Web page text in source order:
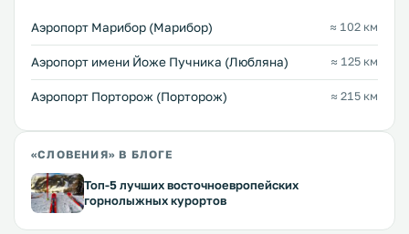
Аэропорт Марибор (Марибор) ≈ 102 км
Аэропорт имени Йоже Пучника (Любляна) ≈ 125 км
Аэропорт Порторож (Порторож) ≈ 215 км
«СЛОВЕНИЯ» В БЛОГЕ
Топ-5 лучших восточноевропейских
горнолыжных курортов